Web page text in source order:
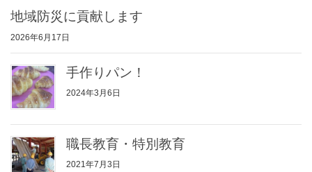
地域防災に貢献します
2026年6月17日
手作りパン！
2024年3月6日
職長教育・特別教育
2021年7月3日